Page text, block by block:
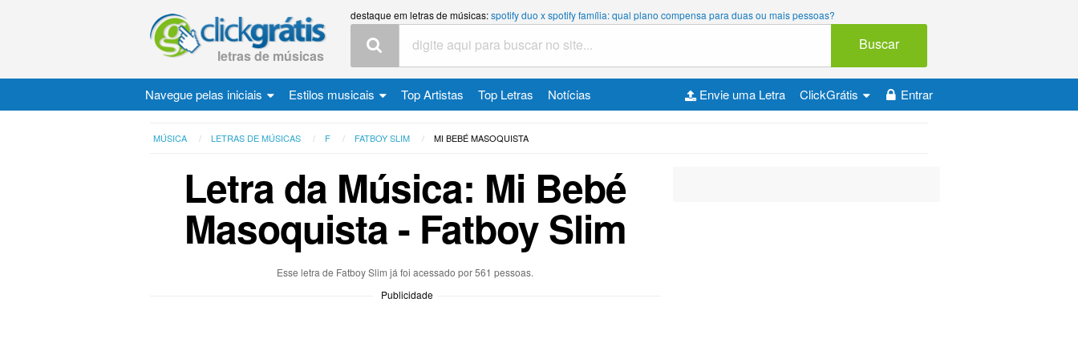
letras de músicas
destaque em letras de músicas:spotify duo x spotify família: qual plano compensa para duas ou mais pessoas?
Buscar
Navegue pelas iniciais Estilos musicais Top Artistas Top Letras Notícias Entrar
ClickGrátis
Envie uma Letra
MÚSICA LETRAS DE MÚSICAS F FATBOY SLIM MI BEBÉ MASOQUISTA
Letra da Música: Mi Bebé
Masoquista - Fatboy Slim
Esse letra de Fatboy Slim já foi acessado por 561 pessoas.
Publicidade